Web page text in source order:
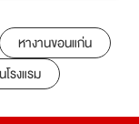
หางานขอนแก่น
รงแรม